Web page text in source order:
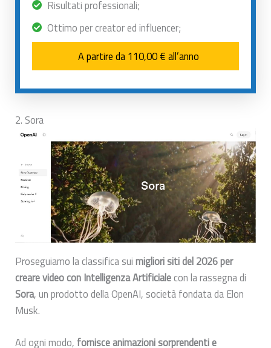
Risultati professionali;
Ottimo per creator ed influencer;
A partire da 110,00 € all’anno
2. Sora
Proseguiamo la classifica suimigliori siti del 2026 per
creare video con Intelligenza Artificialecon la rassegna di
Sora, un prodotto della OpenAI, società fondata da Elon
Musk.
Ad ogni modo, fornisce animazioni sorprendenti e